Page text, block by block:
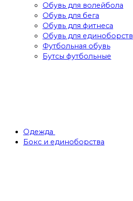
Обувь для волейбола
Обувь для бега
Обувь для фитнеса
Обувь для единоборств
Футбольная обувь
Бутсы футбольные
Одежда
Бокс и единоборства